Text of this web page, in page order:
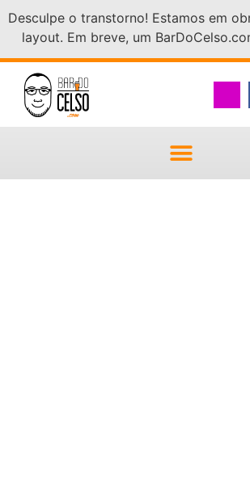
Desculpe o transtorno! Estamos em
layout. Em breve, um